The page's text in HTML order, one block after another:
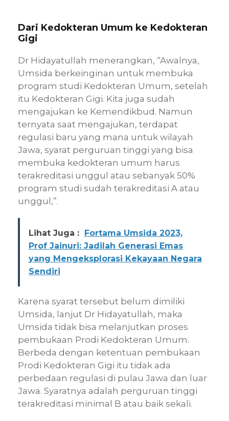
Dari Kedokteran Umum ke Kedokteran
Gigi
Dr Hidayatullah menerangkan, “Awalnya,
Umsida berkeinginan untuk membuka
program studi Kedokteran Umum, setelah
itu Kedokteran Gigi. Kita juga sudah
mengajukan ke Kemendikbud. Namun
ternyata saat mengajukan, terdapat
regulasi baru yang mana untuk wilayah
Jawa, syarat perguruan tinggi yang bisa
membuka kedokteran umum harus
terakreditasi unggul atau sebanyak 50%
program studi sudah terakreditasi A atau
unggul,”.
Lihat Juga :
Fortama Umsida 2023,
Prof Jainuri: Jadilah Generasi Emas
yang Mengeksplorasi Kekayaan Negara
Sendiri
Karena syarat tersebut belum dimiliki
Umsida, lanjut Dr Hidayatullah, maka
Umsida tidak bisa melanjutkan proses
pembukaan Prodi Kedokteran Umum.
Berbeda dengan ketentuan pembukaan
Prodi Kedokteran Gigi itu tidak ada
perbedaan regulasi di pulau Jawa dan luar
Jawa. Syaratnya adalah perguruan tinggi
terakreditasi minimal B atau baik sekali.